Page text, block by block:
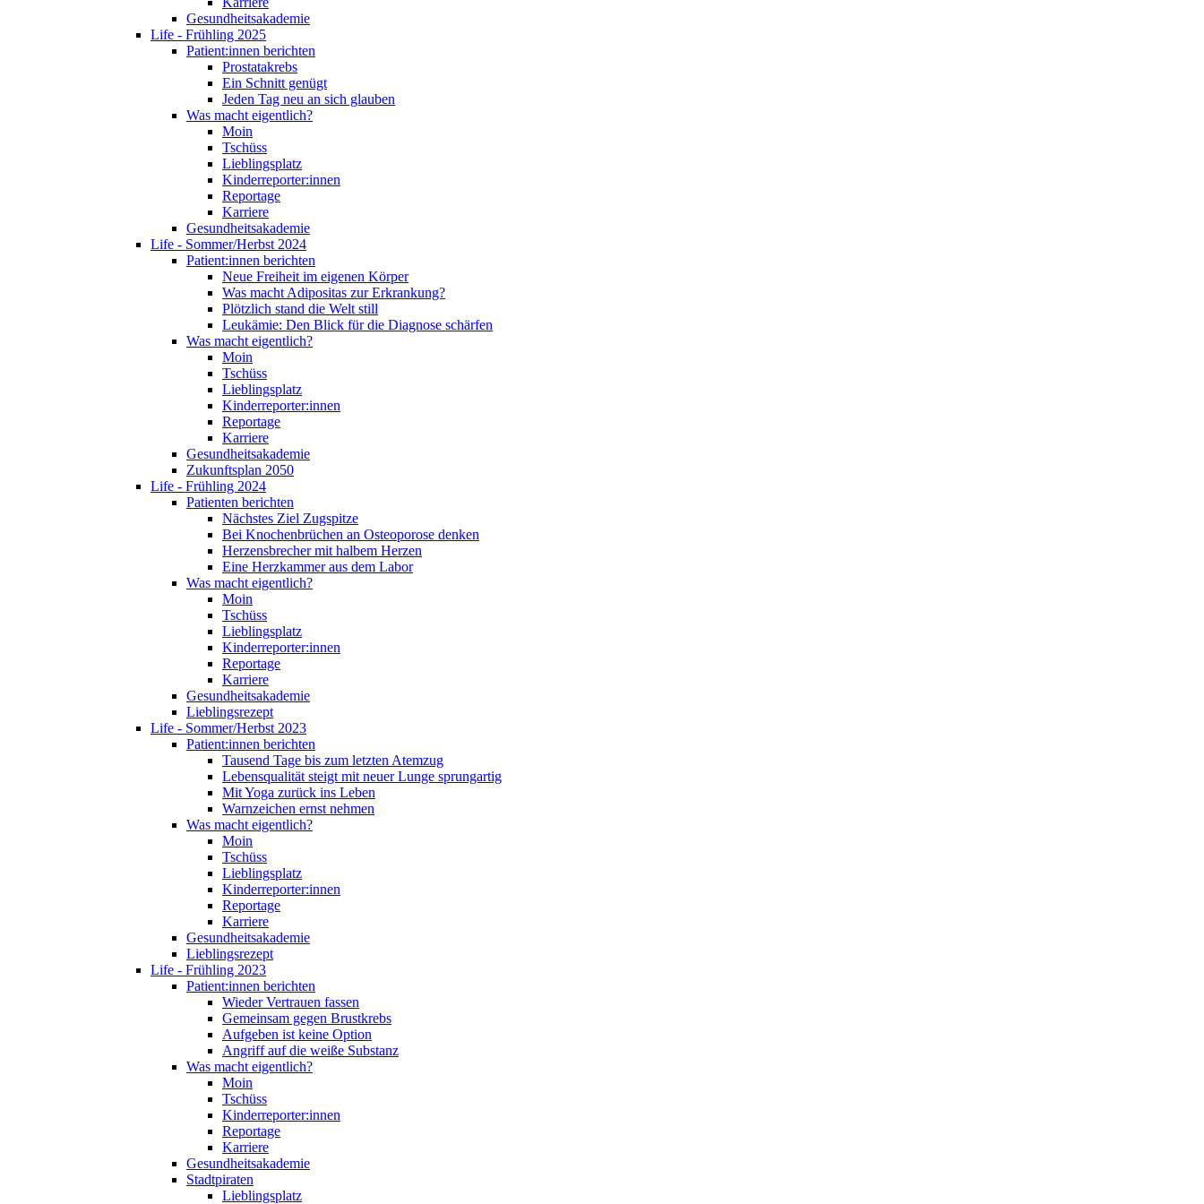
Gesundheitsakademie
Life - Frühling 2025
Patient:innen berichten
Prostatakrebs
Ein Schnitt genügt
Jeden Tag neu an sich glauben
Was macht eigentlich?
Moin
Tschüss
Lieblingsplatz
Kinderreporter:innen
Reportage
Karriere
Gesundheitsakademie
Life - Sommer/Herbst 2024
Patient:innen berichten
Neue Freiheit im eigenen Körper
Was macht Adipositas zur Erkrankung?
Plötzlich stand die Welt still
Leukämie: Den Blick für die Diagnose schärfen
Was macht eigentlich?
Moin
Tschüss
Lieblingsplatz
Kinderreporter:innen
Reportage
Karriere
Gesundheitsakademie
Zukunftsplan 2050
Life - Frühling 2024
Patienten berichten
Nächstes Ziel Zugspitze
Bei Knochenbrüchen an Osteoporose denken
Herzensbrecher mit halbem Herzen
Eine Herzkammer aus dem Labor
Was macht eigentlich?
Moin
Tschüss
Lieblingsplatz
Kinderreporter:innen
Reportage
Karriere
Gesundheitsakademie
Lieblingsrezept
Life - Sommer/Herbst 2023
Patient:innen berichten
Tausend Tage bis zum letzten Atemzug
Lebensqualität steigt mit neuer Lunge sprungartig
Mit Yoga zurück ins Leben
Warnzeichen ernst nehmen
Was macht eigentlich?
Moin
Tschüss
Lieblingsplatz
Kinderreporter:innen
Reportage
Karriere
Gesundheitsakademie
Lieblingsrezept
Life - Frühling 2023
Patient:innen berichten
Wieder Vertrauen fassen
Gemeinsam gegen Brustkrebs
Aufgeben ist keine Option
Angriff auf die weiße Substanz
Was macht eigentlich?
Moin
Tschüss
Kinderreporter:innen
Reportage
Karriere
Gesundheitsakademie
Stadtpiraten
Lieblingsplatz